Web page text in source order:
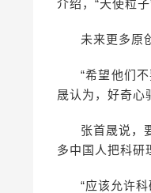
介绍，“天使粒
未来更多原
“希望他们
晟认为，好奇心
张首晟说，
多中国人把科研
“应该允许